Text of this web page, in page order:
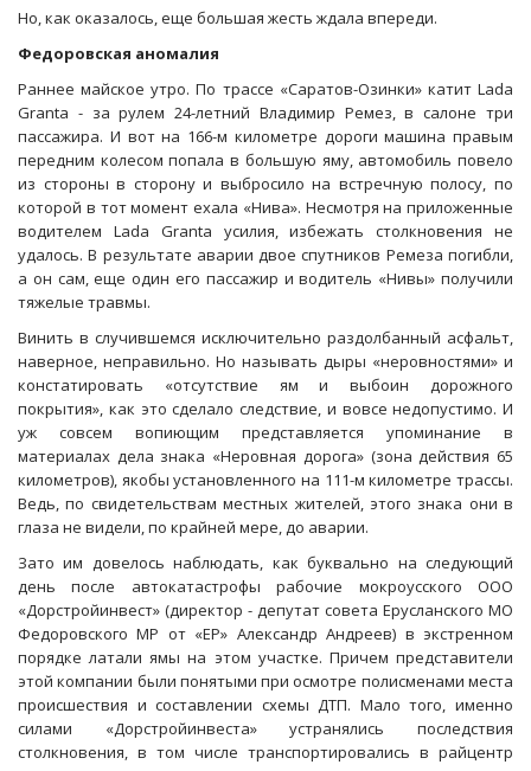
Но, как оказалось, еще большая жесть ждала впереди.
Федоровская аномалия
Раннее майское утро. По трассе «Саратов-Озинки» катит Lada
Granta - за рулем 24-летний Владимир Ремез, в салоне три
пассажира. И вот на 166-м километре дороги машина правым
передним колесом попала в большую яму, автомобиль повело
из стороны в сторону и выбросило на встречную полосу, по
которой в тот момент ехала «Нива». Несмотря на приложенные
водителем Lada Granta усилия, избежать столкновения не
удалось. В результате аварии двое спутников Ремеза погибли,
а он сам, еще один его пассажир и водитель «Нивы» получили
тяжелые травмы.
Винить в случившемся исключительно раздолбанный асфальт,
наверное, неправильно. Но называть дыры «неровностями» и
констатировать «отсутствие ям и выбоин дорожного
покрытия», как это сделало следствие, и вовсе недопустимо. И
уж совсем вопиющим представляется упоминание в
материалах дела знака «Неровная дорога» (зона действия 65
километров), якобы установленного на 111-м километре трассы.
Ведь, по свидетельствам местных жителей, этого знака они в
глаза не видели, по крайней мере, до аварии.
Зато им довелось наблюдать, как буквально на следующий
день после автокатастрофы рабочие мокроусского ООО
«Дорстройинвест» (директор - депутат совета Ерусланского МО
Федоровского МР от «ЕР» Александр Андреев) в экстренном
порядке латали ямы на этом участке. Причем представители
этой компании были понятыми при осмотре полисменами места
происшествия и составлении схемы ДТП. Мало того, именно
силами «Дорстройинвеста» устранялись последствия
столкновения, в том числе транспортировались в райцентр